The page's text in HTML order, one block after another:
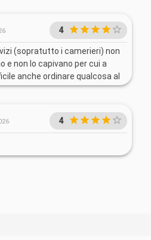
4
(sopratutto i camerieri) non
e non lo capivano per cui a
anche ordinare qualcosa al
piccolo e con poca scelta.
4